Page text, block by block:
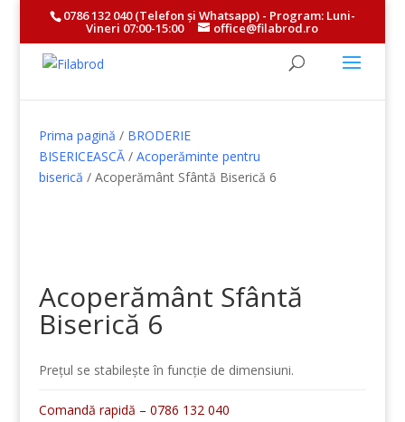
0786 132 040(Telefon și Whatsapp) - Program: Luni-
Vineri 07:00-15:00 office@filabrod.ro
Prima pagină / BRODERIE
BISERICEASCĂ/ Acoperăminte pentru
biserică / Acoperământ Sfântă Biserică 6
Acoperământ Sfântă
Biserică 6
Prețul se stabilește în funcție de dimensiuni.
Comandă rapidă – 0786 132 040